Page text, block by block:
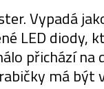
Vypadá
LED diody,
přichází
má být